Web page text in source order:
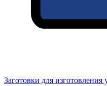
Заготовки для